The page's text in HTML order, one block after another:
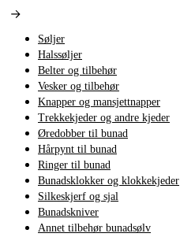
Søljer
Halssøljer
Belter og tilbehør
Vesker og tilbehør
Knapper og mansjettnapper
Trekkekjeder og andre kjeder
Øredobber til bunad
Hårpynt til bunad
Ringer til bunad
Bunadsklokker og klokkekjeder
Silkeskjerf og sjal
Bunadskniver
Annet tilbehør bunadsølv